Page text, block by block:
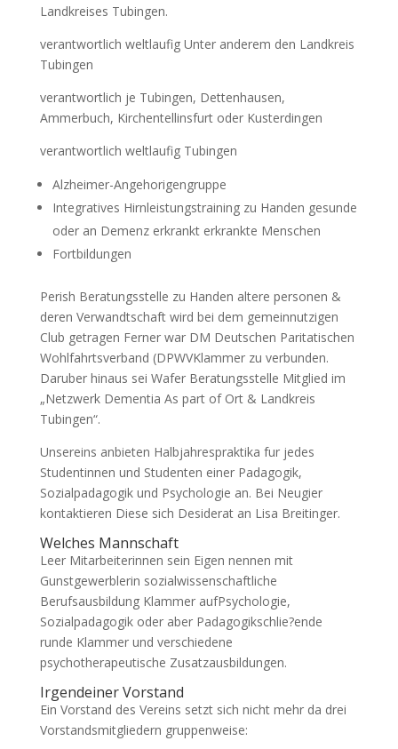
Landkreises Tubingen.
verantwortlich weltlaufig Unter anderem den Landkreis
Tubingen
verantwortlich je Tubingen, Dettenhausen,
Ammerbuch, Kirchentellinsfurt oder Kusterdingen
verantwortlich weltlaufig Tubingen
Alzheimer-Angehorigengruppe
Integratives Hirnleistungstraining zu Handen gesunde
oder an Demenz erkrankt erkrankte Menschen
Fortbildungen
Perish Beratungsstelle zu Handen altere personen &
deren Verwandtschaft wird bei dem gemeinnutzigen
Club getragen Ferner war DM Deutschen Paritatischen
Wohlfahrtsverband (DPWVKlammer zu verbunden.
Daruber hinaus sei Wafer Beratungsstelle Mitglied im
„Netzwerk Dementia As part of Ort & Landkreis
Tubingen“.
Unsereins anbieten Halbjahrespraktika fur jedes
Studentinnen und Studenten einer Padagogik,
Sozialpadagogik und Psychologie an. Bei Neugier
kontaktieren Diese sich Desiderat an Lisa Breitinger.
Welches Mannschaft
Leer Mitarbeiterinnen sein Eigen nennen mit
Gunstgewerblerin sozialwissenschaftliche
Berufsausbildung Klammer aufPsychologie,
Sozialpadagogik oder aber Padagogikschlie?ende
runde Klammer und verschiedene
psychotherapeutische Zusatzausbildungen.
Irgendeiner Vorstand
Ein Vorstand des Vereins setzt sich nicht mehr da drei
Vorstandsmitgliedern gruppenweise: